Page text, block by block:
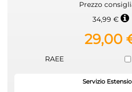
Prezzo
34,99 €
29,00
RAEE
Servizio